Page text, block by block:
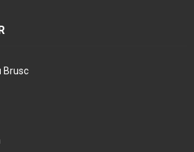
Brusc